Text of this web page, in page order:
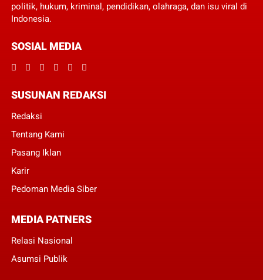
politik, hukum, kriminal, pendidikan, olahraga, dan isu viral di
Indonesia.
SOSIAL MEDIA
SUSUNAN REDAKSI
Redaksi
Tentang Kami
Pasang Iklan
Karir
Pedoman Media Siber
MEDIA PATNERS
Relasi Nasional
Asumsi Publik